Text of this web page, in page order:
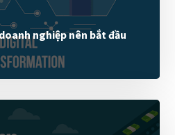
nghiệp nên bắt đầu